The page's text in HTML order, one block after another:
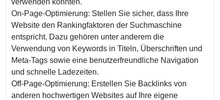
verwenden könnten.
On-Page-Optimierung: Stellen Sie sicher, dass Ihre
Website den Rankingfaktoren der Suchmaschine
entspricht. Dazu gehören unter anderem die
Verwendung von Keywords in Titeln, Überschriften und
Meta-Tags sowie eine benutzerfreundliche Navigation
und schnelle Ladezeiten.
Off-Page-Optimierung: Erstellen Sie Backlinks von
anderen hochwertigen Websites auf Ihre eigene